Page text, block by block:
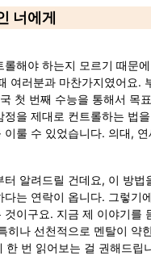
너에게
해야 하는지 모르기 때문
여러분과 마찬가지였어요.
첫 번째 수능을 통해서 목
을 제대로 컨트롤하는 법
룰 수 있었습니다. 의대,
알려드릴 건데요, 이 방법
는 연락이 옵니다. 그렇기
것이구요. 지금 제 이야기를
히나 선천적으로 멘탈이 약
한 번 읽어보는 걸 권해드립